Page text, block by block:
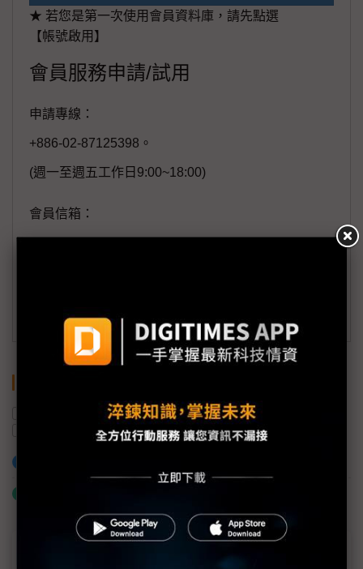
★ 若您是第一次使用會員資料庫，請先點選
【帳號啟用】
會員服務申請/試用
申請專線：
+886-02-87125398。
(週一至週五工作日9:00~18:00)
會員信箱：
訂閱DIGITIMES 行動版
蘋果 南韓
三星電子
Samsung Galaxy